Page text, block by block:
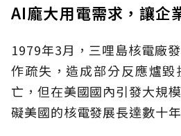
AI龐大用電需求，讓企
1979年3月，三哩島核電廠
作疏失，造成部分反應爐
亡，但在美國國內引發大規
礙美國的核電發展長達數十年